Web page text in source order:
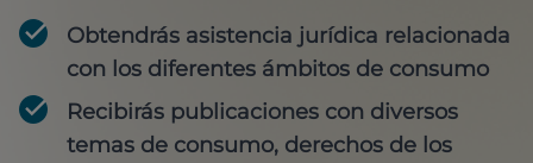
Obtendrás asistencia jurídica relacionada
con los diferentes ámbitos de consumo
Recibirás publicaciones con diversos
temas de consumo, derechos de los